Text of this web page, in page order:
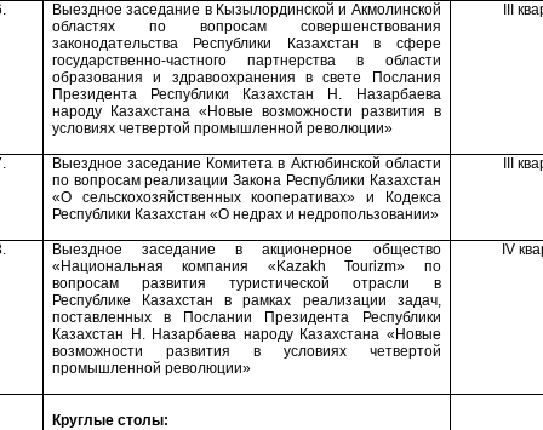
Выездное заседание в Кызылординской и Акмолинской
областях
по вопросам совершенствования
законодательства Республики Казахстан в сфере
государственно-частного партнерства в области
образования и здравоохранения
в свете Послания
Президента Республики Казахстан Н. Назарбаева
народу Казахстана «Новые возможности развития в
условиях четвертой промышленной революции»
Выездное заседание Комитетав Актюбинской области
по вопросам реализации Закона Республики Казахстан
«О сельскохозяйственных кооперативах» и Кодекса
Республики Казахстан «О недрах и недропользовании»
Выездное заседание в акционерное общество
«Национальная компания « Kazakh Tourizm» по
вопросам развития туристической отрасли в
Республике Казахстанв рамках реализации задач,
поставленных в Послании Президента Республики
Казахстан Н. Назарбаева народу Казахстана «Новые
возможности развития в условиях четвертой
промышленной революции»
IV
Круглые столы: